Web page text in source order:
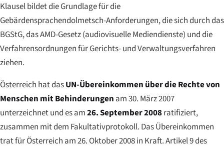
Klausel bildet die Grundlage für die
Gebärdensprachendolmetsch-Anforderungen, die sich durch das
BGStG, das AMD-Gesetz (audiovisuelle Mediendienste) und die
Verfahrensordnungen für Gerichts- und Verwaltungsverfahren
ziehen.
Österreich hat dasUN-Übereinkommen über die Rechte von
Menschen mit Behinderungen am 30. März 2007
unterzeichnet und es am26. September 2008ratifiziert,
zusammen mit dem Fakultativprotokoll. Das Übereinkommen
trat für Österreich am 26. Oktober 2008 in Kraft. Artikel 9 des